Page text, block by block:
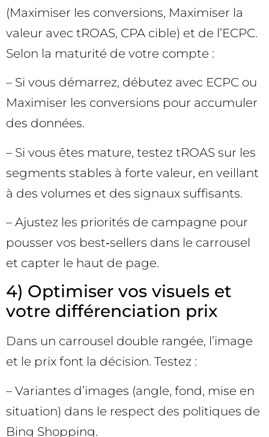
(Maximiser les conversions, Maximiser la
valeur avec tROAS, CPA cible) et de l’ECPC.
Selon la maturité de votre compte :
– Si vous démarrez, débutez avec ECPC ou
Maximiser les conversions pour accumuler
des données.
– Si vous êtes mature, testez tROAS sur les
segments stables à forte valeur, en veillant
à des volumes et des signaux suffisants.
– Ajustez les priorités de campagne pour
pousser vos best‑sellers dans le carrousel
et capter le haut de page.
4) Optimiser vos visuels et
votre différenciation prix
Dans un carrousel double rangée, l’image
et le prix font la décision. Testez :
– Variantes d’images (angle, fond, mise en
situation) dans le respect des politiques de
Bing Shopping.